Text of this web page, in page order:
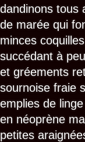
dandinons tous
de marée qui
minces
succédant à
et gréements
sournoise fraie
emplies de
en néoprène
petites